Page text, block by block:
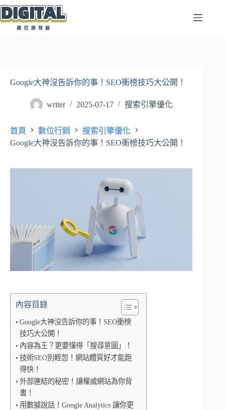
跳
至
Google大神沒告訴你的事！SEO衝榜技巧大公開！
writer 2025-07-17 搜索引擎優化
首頁 數位行銷
搜索引擎優化
Google大神沒告訴你的事！SEO衝榜技巧大公開！
內容目錄
Google大神沒告訴你的事！SEO衝榜
技巧大公開！
內容為王？更要懂得「搜尋意圖」！
技術SEO別輕忽！網站體質好才能跑
得快！
外部連結的秘密！讓權威網站為你背
書！
用數據說話！Google Analytics 讓你更